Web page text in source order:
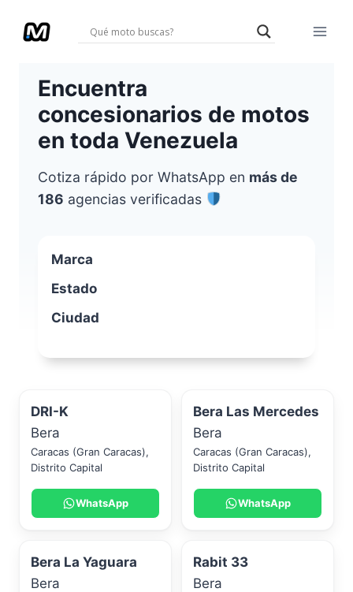
Encuentra
concesionarios de motos
en toda Venezuela
Cotiza rápido por WhatsApp en más de
186 agencias verificadas
Marca
Estado
Ciudad
DRI-K
Bera
Caracas (Gran Caracas),
Distrito Capital
WhatsApp
Bera Las Mercedes
Bera
Caracas (Gran Caracas),
Distrito Capital
WhatsApp
Bera La Yaguara
Bera
Rabit 33
Bera